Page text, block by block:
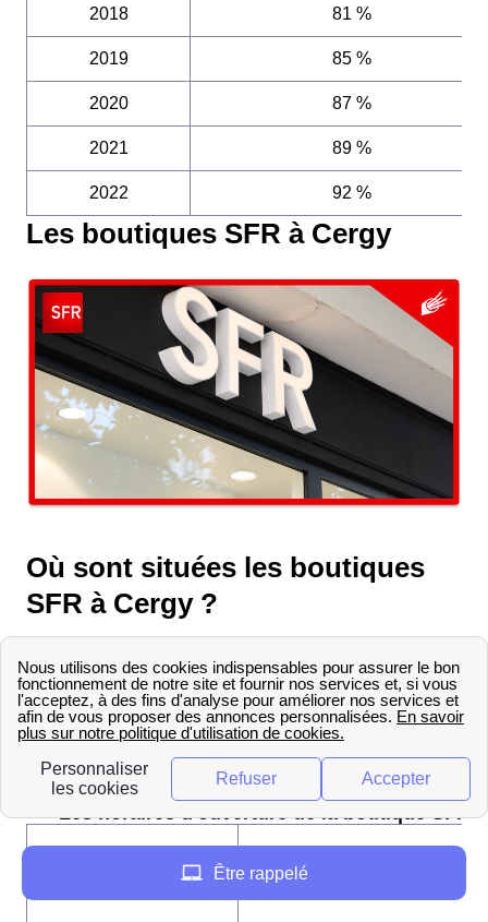
2018 81 %
2019 85 %
2020 87 %
2021 89 %
2022 92 %
Les boutiques SFR à Cergy
Où sont situées les boutiques
SFR à Cergy ?
C Cial Les 3 Fontaines Niv Bas 95000 Cergy FR.
Avant de se rendre en boutique pour obtenir
différents conseils sur les offres SFR, il ne faut
pas oublier de consulter les horaires d'ouverture :
Les horaires d'ouverture de la boutique SFR :
Être rappelé